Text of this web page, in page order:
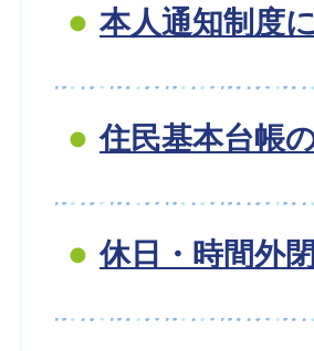
本人通知制度
住民基本台帳
休日・時間外